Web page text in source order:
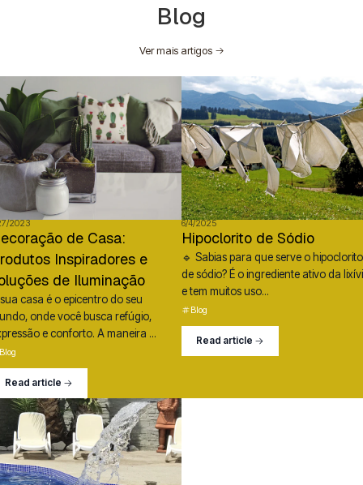
Blog
Ver mais artigos
2023
de Casa:
Inspiradores e
de Iluminação
casa é o epicentro do seu
onde você busca refúgio,
e conforto. A maneira ...
Blog
Read article
6/4/2025
Hipoclorito de Sódio
🔹 Sabias para que serve o hipoclorito
de sódio? É o ingrediente ativo da
e tem muitos uso...
Blog
Read article